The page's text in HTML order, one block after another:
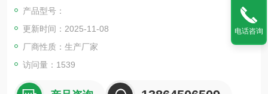
对流循环。由于上述运动的搅拌，物料在较短时间内获得快速均
匀混合。
产品型号：
更新时间：2025-11-08
厂商性质：生产厂家
访问量：1539
电话咨询